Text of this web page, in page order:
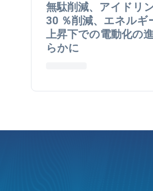
無駄削減、アイドリ
30 ％削減、エネルギ
上昇下での電動化の
らかに